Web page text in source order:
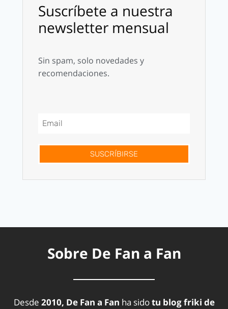
Suscríbete a nuestra
newsletter mensual
Sin spam, solo novedades y
recomendaciones.
SUSCRÍBIRSE
Sobre De Fan a Fan
Desde 2010, De Fan a Fan ha sidotu blog friki de